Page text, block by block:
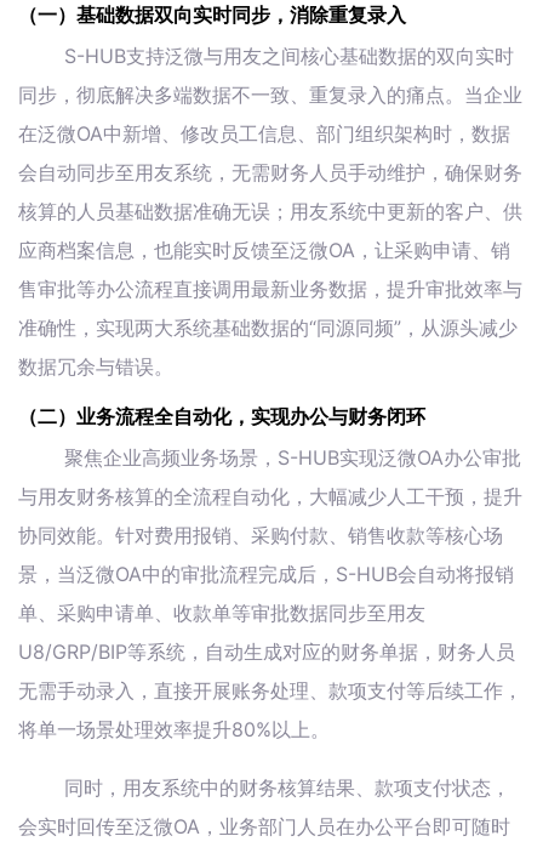
（一）基础数据双向实时同步，消除重复录入
S-HUB支持泛微与用友之间核心基础数据的双向实时
同步，彻底解决多端数据不一致、重复录入的痛点。当企业
在泛微OA中新增、修改员工信息、部门组织架构时，数据
会自动同步至用友系统，无需财务人员手动维护，确保财务
核算的人员基础数据准确无误；用友系统中更新的客户、供
应商档案信息，也能实时反馈至泛微OA，让采购申请、销
售审批等办公流程直接调用最新业务数据，提升审批效率与
准确性，实现两大系统基础数据的“同源同频”，从源头减少
数据冗余与错误。
（二）业务流程全自动化，实现办公与财务闭环
聚焦企业高频业务场景，S-HUB实现泛微OA办公审批
与用友财务核算的全流程自动化，大幅减少人工干预，提升
协同效能。针对费用报销、采购付款、销售收款等核心场
景，当泛微OA中的审批流程完成后，S-HUB会自动将报销
单、采购申请单、收款单等审批数据同步至用友
U8/GRP/BIP等系统，自动生成对应的财务单据，财务人员
无需手动录入，直接开展账务处理、款项支付等后续工作，
将单一场景处理效率提升80%以上。
同时，用友系统中的财务核算结果、款项支付状态，
会实时回传至泛微OA，业务部门人员在办公平台即可随时